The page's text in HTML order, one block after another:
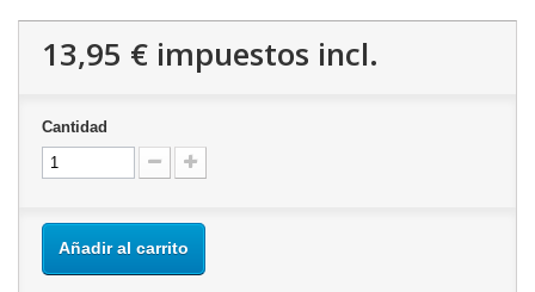
13,95 € impuestos incl.
Cantidad
Añadir al carrito